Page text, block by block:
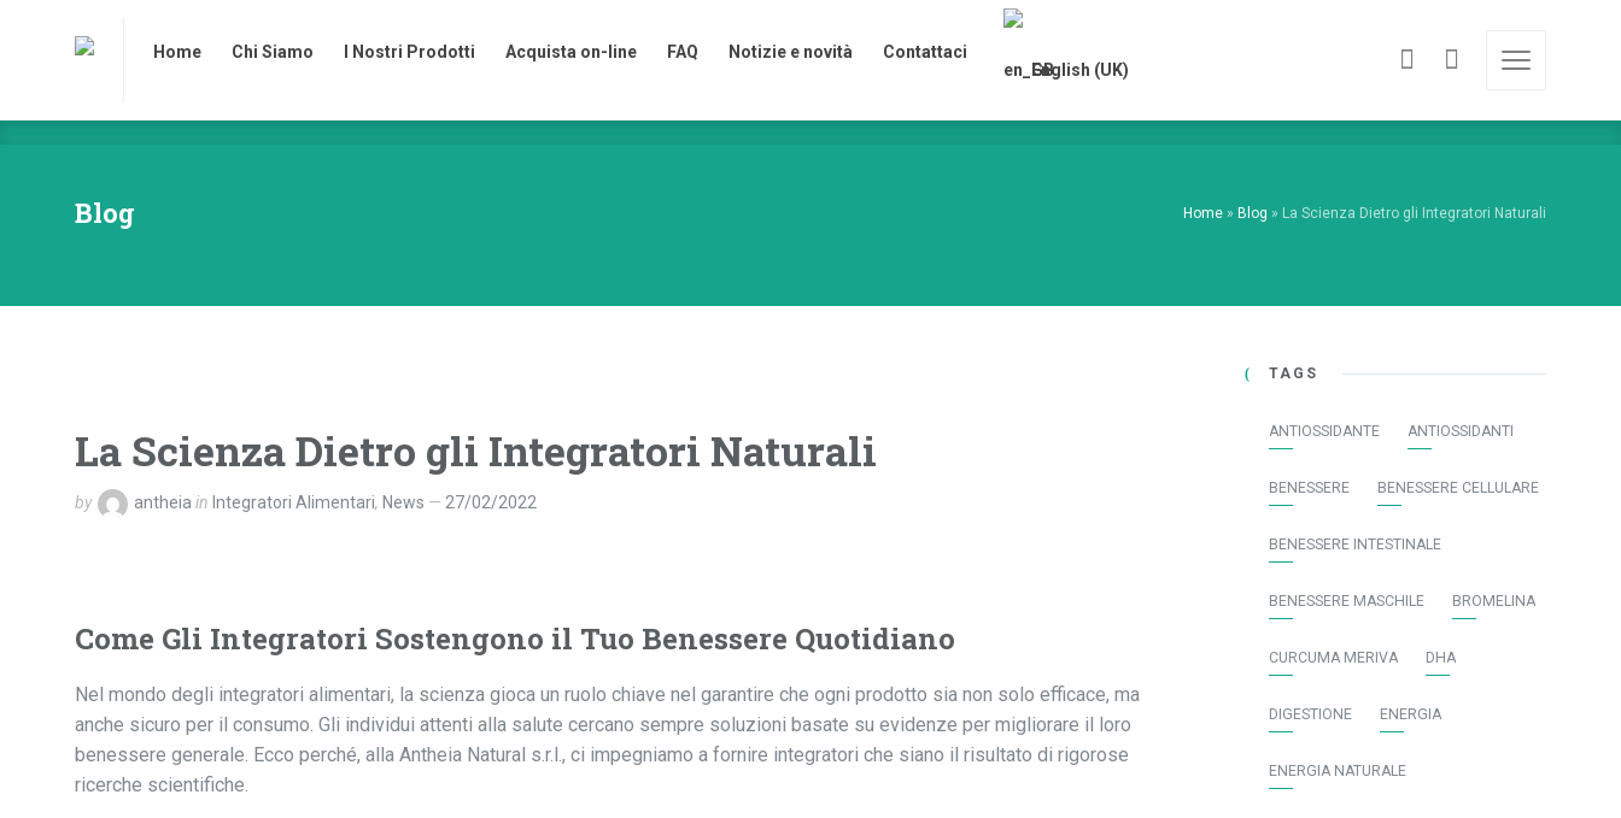
Home Chi Siamo I Nostri Prodotti Acquista on-line FAQ Notizie e novità
Contattaci
English (UK)
Blog Home » Blog » La Scienza Dietro gli Integratori Naturali
La Scienza Dietro gli Integratori Naturali
by antheia in Integratori Alimentari, News 27/02/2022
Come Gli Integratori Sostengono il Tuo Benessere Quotidiano
Nel mondo degli integratori alimentari, la scienza gioca un ruolo chiave nel garantire che ogni prodotto sia non solo efficace, ma
anche sicuro per il consumo. Gli individui attenti alla salute cercano sempre soluzioni basate su evidenze per migliorare il loro
benessere generale. Ecco perché, alla Antheia Natural s.r.l., ci impegniamo a fornire integratori che siano il risultato di rigorose
ricerche scientifiche.
TAGS
ANTIOSSIDANTE ANTIOSSIDANTI
BENESSERE BENESSERE CELLULARE
BENESSERE INTESTINALE
BENESSERE MASCHILE BROMELINA
CURCUMA MERIVA DHA
DIGESTIONE ENERGIA
ENERGIA NATURALE